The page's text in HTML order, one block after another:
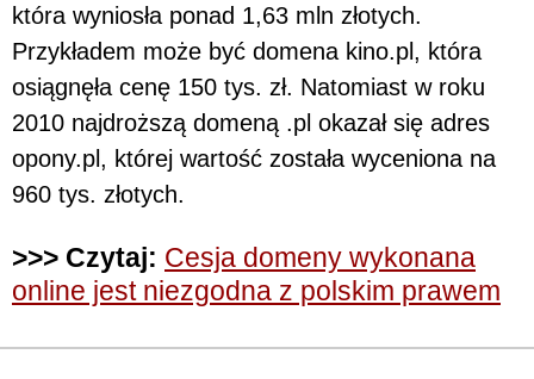
która wyniosła ponad 1,63 mln złotych.
Przykładem może być domena kino.pl, która
osiągnęła cenę 150 tys. zł. Natomiast w roku
2010 najdroższą domeną .pl okazał się adres
opony.pl, której wartość została wyceniona na
960 tys. złotych.
>>> Czytaj: Cesja domeny wykonana
online jest niezgodna z polskim prawem